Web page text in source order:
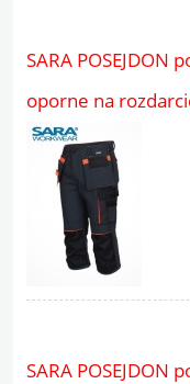
SARA POSEJDON
oporne na
SARA POSEJDON